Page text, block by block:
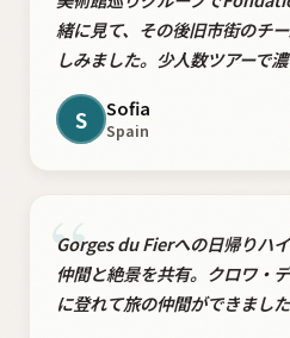
緒に見て、その後旧市街のチ
しみました。少人数ツアーで
S Sofia
Spain
“
Gorges du Fierへの日帰りハ
仲間と絶景を共有。クロワ・
に登れて旅の仲間ができました